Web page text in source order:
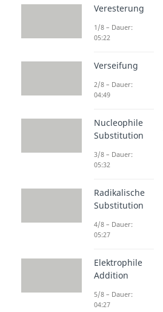
Veresterung
1/8 – Dauer:
05:22
Verseifung
2/8 – Dauer:
04:49
Nucleophile
Substitution
3/8 – Dauer:
05:32
Radikalische
Substitution
4/8 – Dauer:
05:27
Elektrophile
Addition
5/8 – Dauer:
04:27